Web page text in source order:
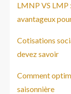
LMNP VS LMP
avantageux
Cotisations
devez savoir
Comment
saisonnière